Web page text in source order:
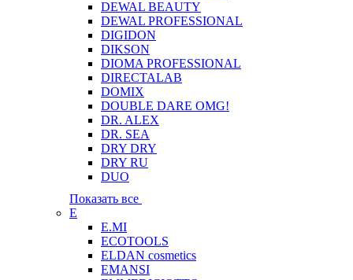
DEWAL BEAUTY
DEWAL PROFESSIONAL
DIGIDON
DIKSON
DIOMA PROFESSIONAL
DIRECTALAB
DOMIX
DOUBLE DARE OMG!
DR. ALEX
DR. SEA
DRY DRY
DRY RU
DUO
Показать все
E
E.MI
ECOTOOLS
ELDAN cosmetics
EMANSI